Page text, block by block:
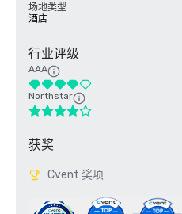
场地类型
酒店
行业评级
AAA
Northstar
获奖
Cvent 奖项